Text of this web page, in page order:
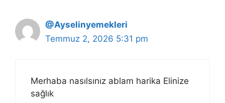
@Ayselinyemekleri
Temmuz 2, 2026 5:31 pm
Merhaba nasılsınız ablam harika Elinize
sağlık